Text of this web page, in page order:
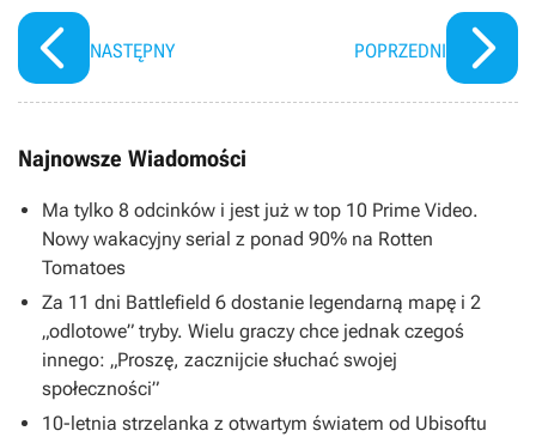
NASTĘPNY POPRZEDNI
Najnowsze Wiadomości
Ma tylko 8 odcinków i jest już w top 10 Prime Video.
Nowy wakacyjny serial z ponad 90% na Rotten
Tomatoes
Za 11 dni Battlefield 6 dostanie legendarną mapę i 2
„odlotowe” tryby. Wielu graczy chce jednak czegoś
innego: „Proszę, zacznijcie słuchać swojej
społeczności”
10-letnia strzelanka z otwartym światem od Ubisoftu